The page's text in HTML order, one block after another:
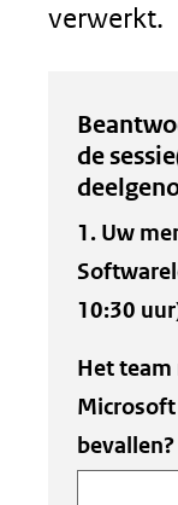
verwerkt.
invoer
de
1. Uw
10:30
Het
Microsoft